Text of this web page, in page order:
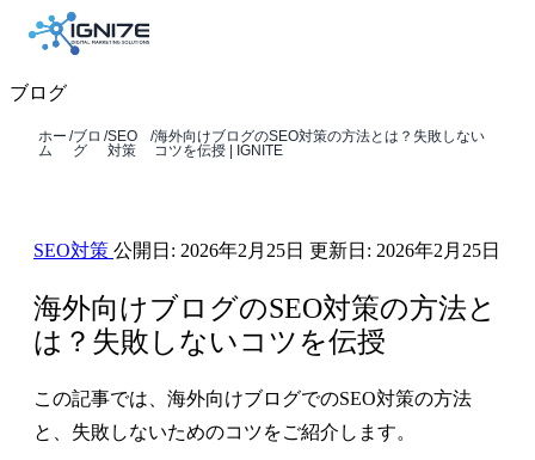
ブログ
ホー
ム
/ブロ
グ
/SEO
対策
/海外向けブログのSEO対策の方法とは？失敗しない
コツを伝授 | IGNITE
SEO対策 公開日: 2026年2月25日 更新日: 2026年2月25日
海外向けブログのSEO対策の方法と
は？失敗しないコツを伝授
この記事では、海外向けブログでのSEO対策の方法
と、失敗しないためのコツをご紹介します。